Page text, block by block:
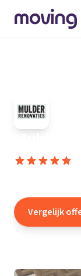
Vergelijk